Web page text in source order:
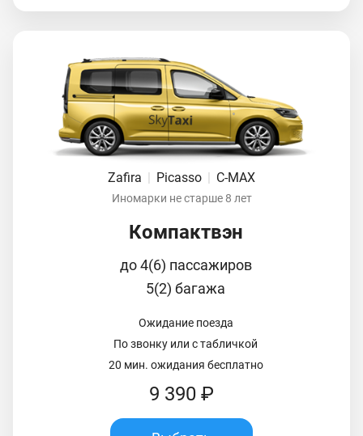
Zafira | Picasso | C-MAX
Иномарки не старше 8 лет
Компактвэн
до 4(6) пассажиров
5(2) багажа
Ожидание поезда
По звонку или с табличкой
20 мин. ожидания бесплатно
9 390 ₽